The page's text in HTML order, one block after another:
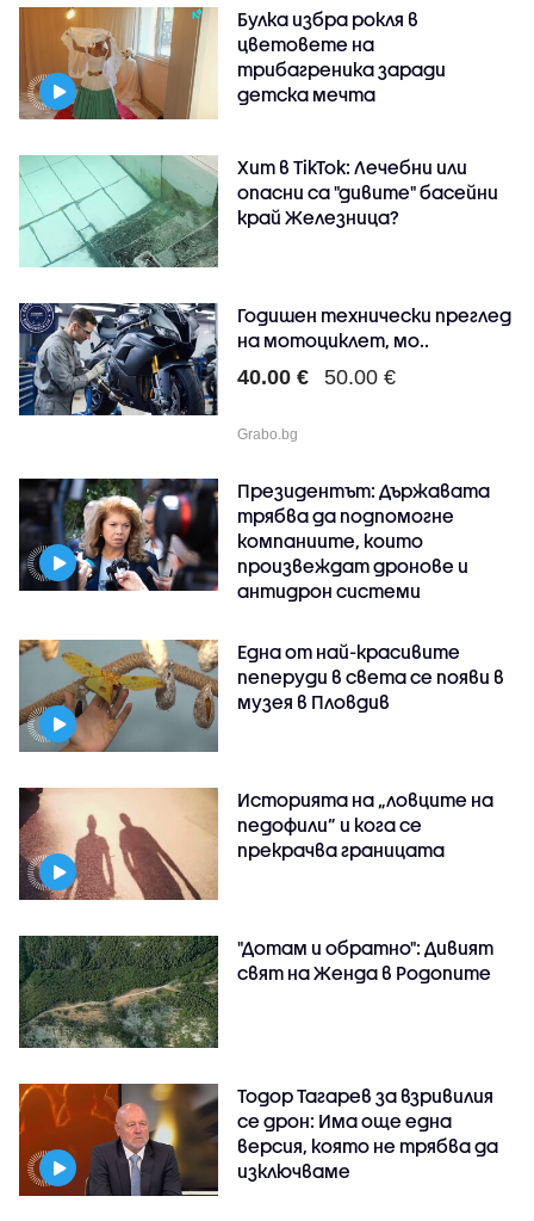
Булка избра рокля в
цветовете на
трибагреника заради
детска мечта
Хит в TikTok: Лечебни или
опасни са "дивите" басейни
край Железница?
Годишен технически преглед
на мотоциклет, мо..
40.00 € 50.00 €
Grabo.bg
Президентът: Държавата
трябва да подпомогне
компаниите, които
произвеждат дронове и
антидрон системи
Една от най-красивите
пеперуди в света се появи в
музея в Пловдив
Историята на „ловците на
педофили” и кога се
прекрачва границата
"Дотам и обратно": Дивият
свят на Женда в Родопите
Тодор Тагарев за взривилия
се дрон: Има още една
версия, която не трябва да
изключваме